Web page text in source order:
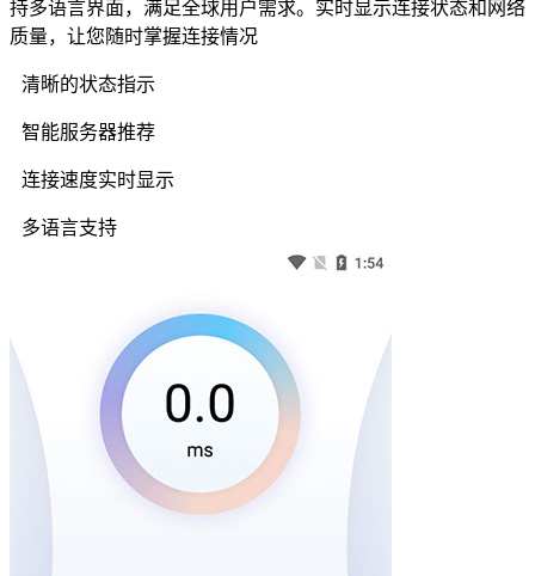
持多语言界面，满足全球用户需求。实时显示连接状态和网络
质量，让您随时掌握连接情况
清晰的状态指示
智能服务器推荐
连接速度实时显示
多语言支持